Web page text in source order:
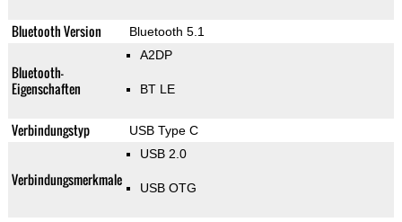
Bluetooth Version Bluetooth 5.1
Bluetooth-
Eigenschaften
A2DP
BT LE
Verbindungstyp USB Type C
Verbindungsmerkmale
USB 2.0
USB OTG